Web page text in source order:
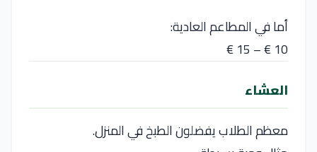
أما في المطاعم العادية:
10 € – 15 €
العشاء
معظم الطلاب يفضلون الطبخ في المنزل.